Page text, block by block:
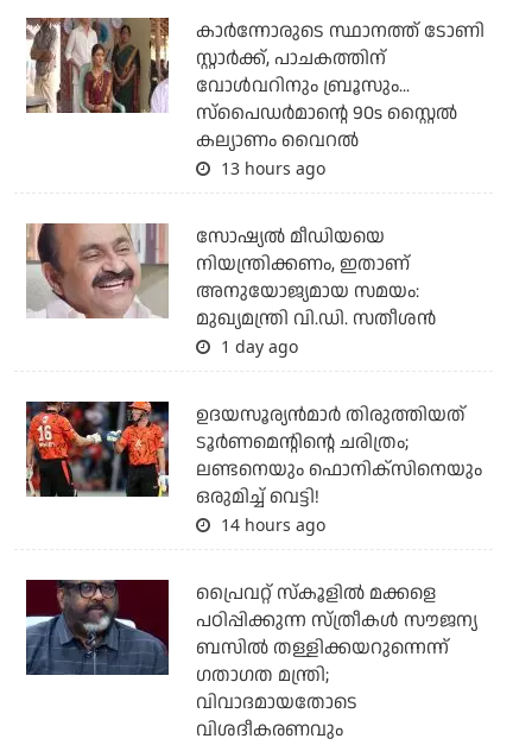
കാര്‍ന്നോരുടെ സ്ഥാനത്ത് ടോണി
സ്റ്റാര്‍ക്ക്, പാചകത്തിന്
വോള്‍വറിനും ബ്രൂസും...
സ്‌പൈഡര്‍മാന്റെ 90s സ്റ്റൈല്‍
കല്യാണം വൈറല്‍
13 hours ago
സോഷ്യല്‍ മീഡിയയെ
നിയന്ത്രിക്കണം, ഇതാണ്
അനുയോജ്യമായ സമയം:
മുഖ്യമന്ത്രി വി.ഡി. സതീശന്‍
1 day ago
ഉദയസൂര്യന്‍മാര്‍ തിരുത്തിയത്
ടൂര്‍ണമെന്റിന്റെ ചരിത്രം;
ലണ്ടനെയും ഫൊനിക്‌സിനെയും
ഒരുമിച്ച് വെട്ടി!
14 hours ago
പ്രൈവറ്റ് സ്‌കൂളില്‍ മക്കളെ
പഠിപ്പിക്കുന്ന സ്ത്രീകള്‍ സൗജന്യ
ബസില്‍ തള്ളിക്കയറുന്നെന്ന്
ഗതാഗത മന്ത്രി;
വിവാദമായതോടെ
വിശദീകരണവും